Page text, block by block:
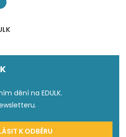
dění na EDULK.
K ODBĚRU